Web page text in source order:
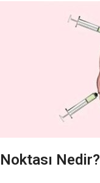
Noktası Nedir?